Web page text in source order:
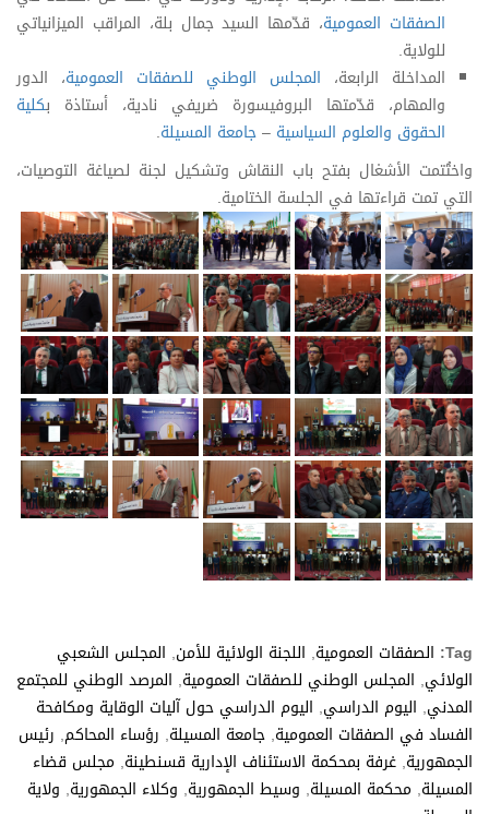
الصفقات العمومية، قدّمها السيد جمال بلة، المراقب الميزانياتي
للولاية.
المداخلة الرابعة، المجلس الوطني للصفقات العمومية، الدور
والمهام، قدّمتها البروفيسورة ضريفي نادية، أستاذة بكلية
الحقوق والعلوم السياسية –جامعة المسيلة.
واختُتمت الأشغال بفتح باب النقاش وتشكيل لجنة لصياغة التوصيات،
التي تمت قراءتها في الجلسة الختامية.
Tag: الصفقات العمومية, اللجنة الولائية للأمن, المجلس الشعبي
الولائي, المجلس الوطني للصفقات العمومية, المرصد الوطني للمجتمع
المدني, اليوم الدراسي, اليوم الدراسي حول آليات الوقاية ومكافحة
الفساد في الصفقات العمومية, جامعة المسيلة, رؤساء المحاكم, رئيس
الجمهورية, غرفة بمحكمة الاستئناف الإدارية قسنطينة, مجلس قضاء
المسيلة, محكمة المسيلة, وسيط الجمهورية, وكلاء الجمهورية, ولاية